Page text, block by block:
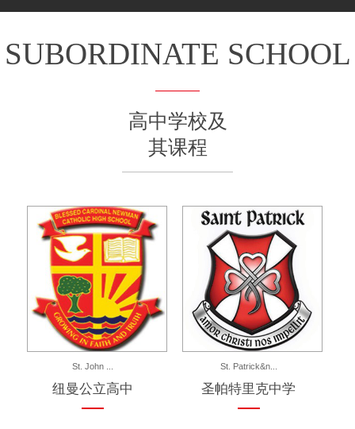
SUBORDINATE SCHOOL
高中学校及
其课程
St. John ...
纽曼公立高中
St. Patrick&n...
圣帕特里克中学